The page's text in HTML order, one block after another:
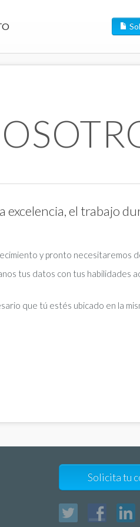
excelencia, el trabajo
y pronto necesitaremos
tus datos con tus habilidades
que tú estés ubicado en la
Solicita tu
Twitter Facebook